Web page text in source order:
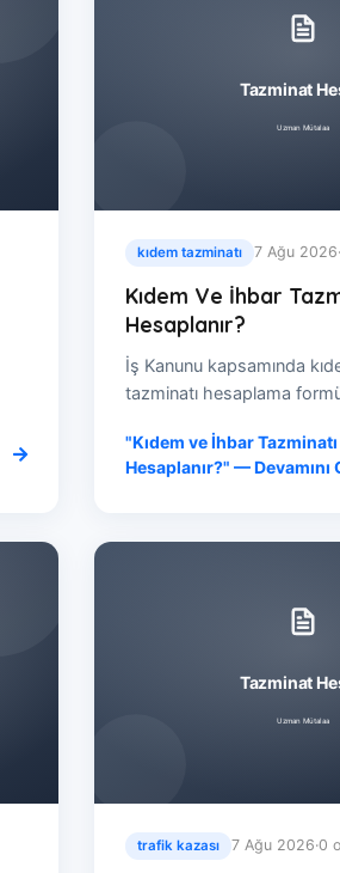
kıdem tazminatı 7 Ağu 2026·
Kıdem Ve İhbar
Hesaplanır?
İş Kanunu kapsamında
tazminatı hesaplama
"Kıdem ve İhbar Tazminatı
Hesaplanır?" — Devamını
trafik kazası 7 Ağu 2026·0